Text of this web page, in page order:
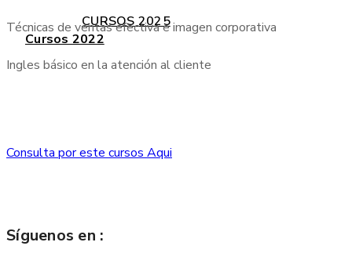
Cursos 2022
CURSOS 2025
Técnicas de ventas efectiva e imagen corporativa
Ingles básico en la atención al cliente
Consulta por este cursos Aqui
Síguenos en :